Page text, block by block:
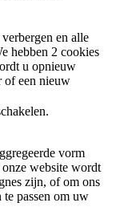
en alle
hebben 2 cookies
u opnieuw
of een nieuw
vorm
website wordt
zijn, of om ons
passen om uw